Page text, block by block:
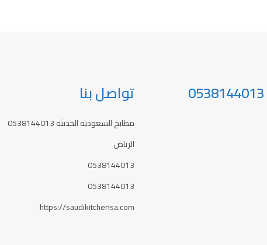
تواصل بنا
مطابخ السعودية الحديثة 0538144013
الرياض
0538144013
0538144013
https://saudikitchensa.com